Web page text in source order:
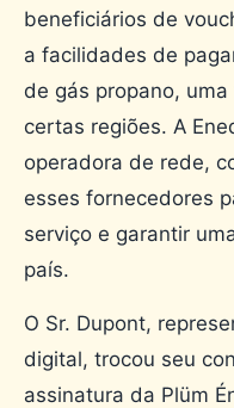
beneficiários de
a facilidades de
de gás propano,
certas regiões. A
operadora de rede,
esses fornecedores
serviço e garantir
país.
O Sr. Dupont,
digital, trocou seu
assinatura da Plüm